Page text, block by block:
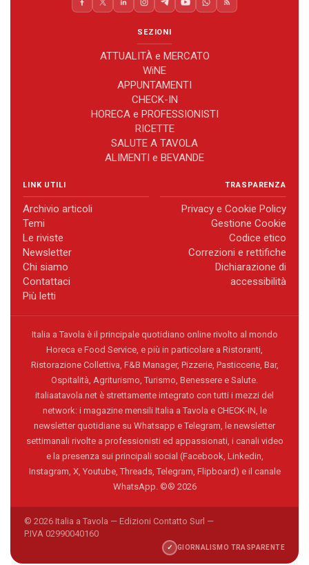
SEZIONI
ATTUALITÀ e MERCATO
WiNE
APPUNTAMENTI
CHECK-IN
HORECA e PROFESSIONISTI
RICETTE
SALUTE A TAVOLA
ALIMENTI e BEVANDE
LINK UTILI
Archivio articoli
Temi
Le riviste
Newsletter
Chi siamo
Contattaci
Più letti
TRASPARENZA
Privacy e Cookie Policy
Gestione Cookie
Codice etico
Correzioni e rettifiche
Dichiarazione di
accessibilità
Italia a Tavola è il principale quotidiano online rivolto al mondo
Horeca e Food Service, e più in particolare a Ristoranti,
Ristorazione Collettiva, F&B Manager, Pizzerie, Pasticcerie, Bar,
Ospitalità, Agriturismo, Turismo, Benessere e Salute.
italiaatavola.net è strettamente integrato con tutti i mezzi del
network: i magazine mensili Italia a Tavola e CHECK-IN, le
newsletter quotidiane su Whatsapp e Telegram, le newsletter
settimanali rivolte a professionisti ed appassionati, i canali video
e la presenza sui principali social (Facebook, Linkedin,
Instagram, X, Youtube, Threads, Telegram, Flipboard) e il canale
WhatsApp. ©® 2026
© 2026 Italia a Tavola — Edizioni Contatto Surl —
P.IVA 02990040160
✓ GIORNALISMO TRASPARENTE